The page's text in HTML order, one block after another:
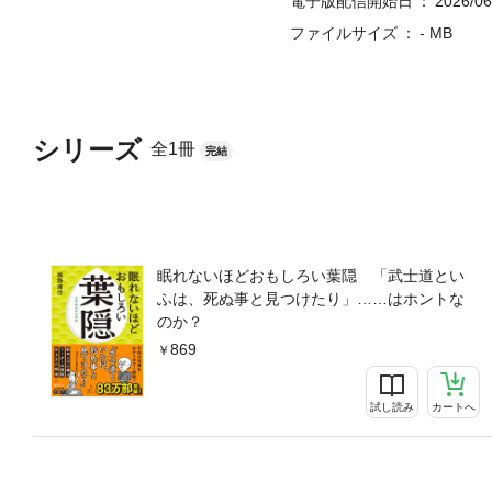
シリーズ 全1冊 完結
眠れないほどおもしろい葉隠 「武士道とい
ふは、死ぬ事と見つけたり」……はホントな
のか？
869
試し読み カートへ
ファイルサイズ
- MB